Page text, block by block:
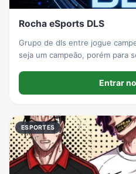
Rocha eSports DLS
Grupo de dls entre jogue
seja um campeão, porém para
Entrar
ESPORTES